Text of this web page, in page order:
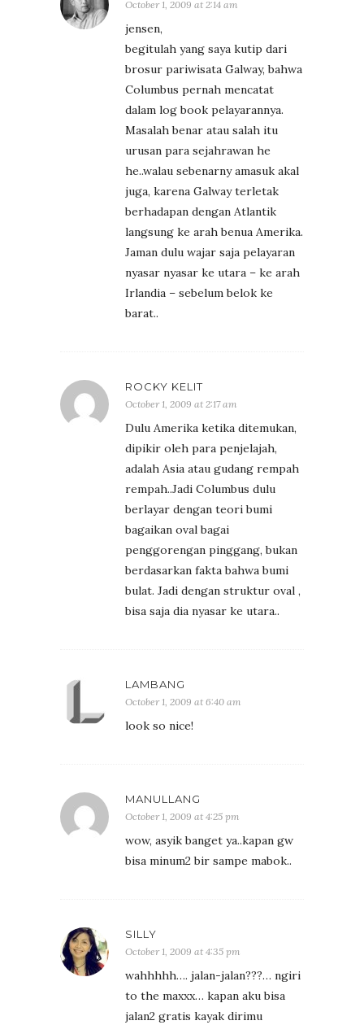
October 1, 2009 at 2:14 am
jensen,
begitulah yang saya kutip dari
brosur pariwisata Galway, bahwa
Columbus pernah mencatat
dalam log book pelayarannya.
Masalah benar atau salah itu
urusan para sejahrawan he
he..walau sebenarny amasuk akal
juga, karena Galway terletak
berhadapan dengan Atlantik
langsung ke arah benua Amerika.
Jaman dulu wajar saja pelayaran
nyasar nyasar ke utara – ke arah
Irlandia – sebelum belok ke
barat..
ROCKY KELIT
October 1, 2009 at 2:17 am
Dulu Amerika ketika ditemukan,
dipikir oleh para penjelajah,
adalah Asia atau gudang rempah
rempah..Jadi Columbus dulu
berlayar dengan teori bumi
bagaikan oval bagai
penggorengan pinggang, bukan
berdasarkan fakta bahwa bumi
bulat. Jadi dengan struktur oval ,
bisa saja dia nyasar ke utara..
LAMBANG
October 1, 2009 at 6:40 am
look so nice!
MANULLANG
October 1, 2009 at 4:25 pm
wow, asyik banget ya..kapan gw
bisa minum2 bir sampe mabok..
SILLY
October 1, 2009 at 4:35 pm
wahhhhh…. jalan-jalan???… ngiri
to the maxxx… kapan aku bisa
jalan2 gratis kayak dirimu